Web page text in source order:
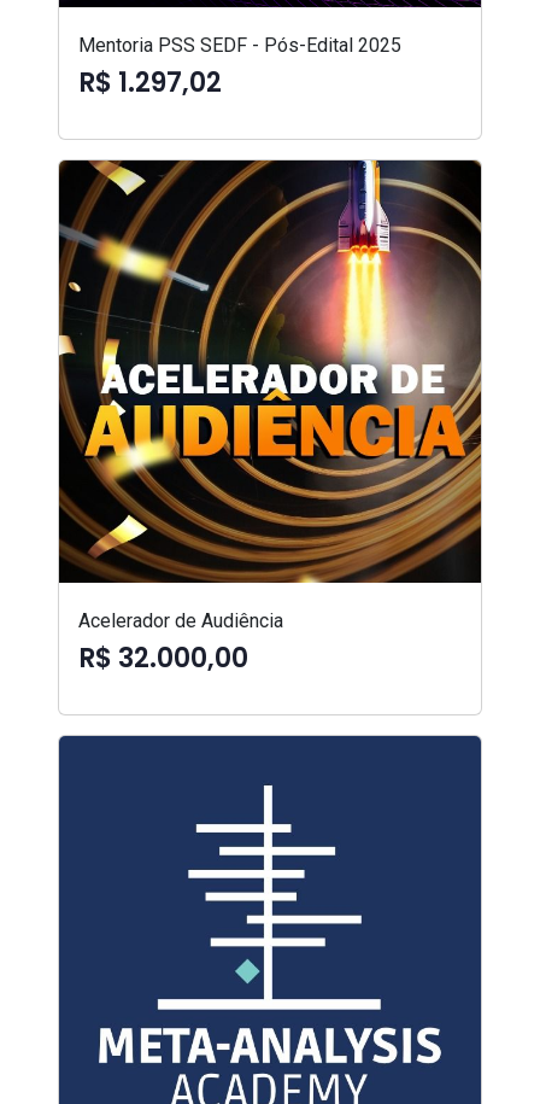
Mentoria PSS SEDF - Pós-Edital 2025
R$ 1.297,02
Acelerador de Audiência
R$ 32.000,00